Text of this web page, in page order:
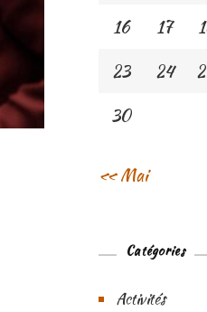
16
17
23
24
30
« Mai
Catégories
Activités